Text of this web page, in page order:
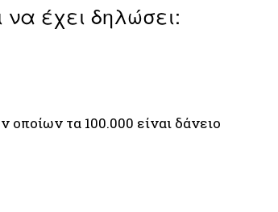
έχει δηλώσει:
τα 100.000 είναι δάνειο